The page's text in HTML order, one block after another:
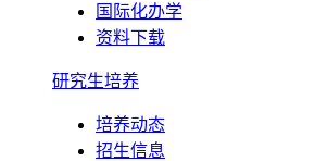
国际化办学
资料下载
研究生培养
培养动态
招生信息